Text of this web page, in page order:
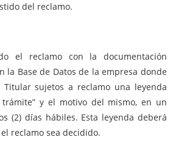
del reclamo.
el reclamo con la documentación
la Base de Datos de la empresa donde
sujetos a reclamo una leyenda
y el motivo del mismo, en un
(2) días hábiles. Esta leyenda deberá
reclamo sea decidido.